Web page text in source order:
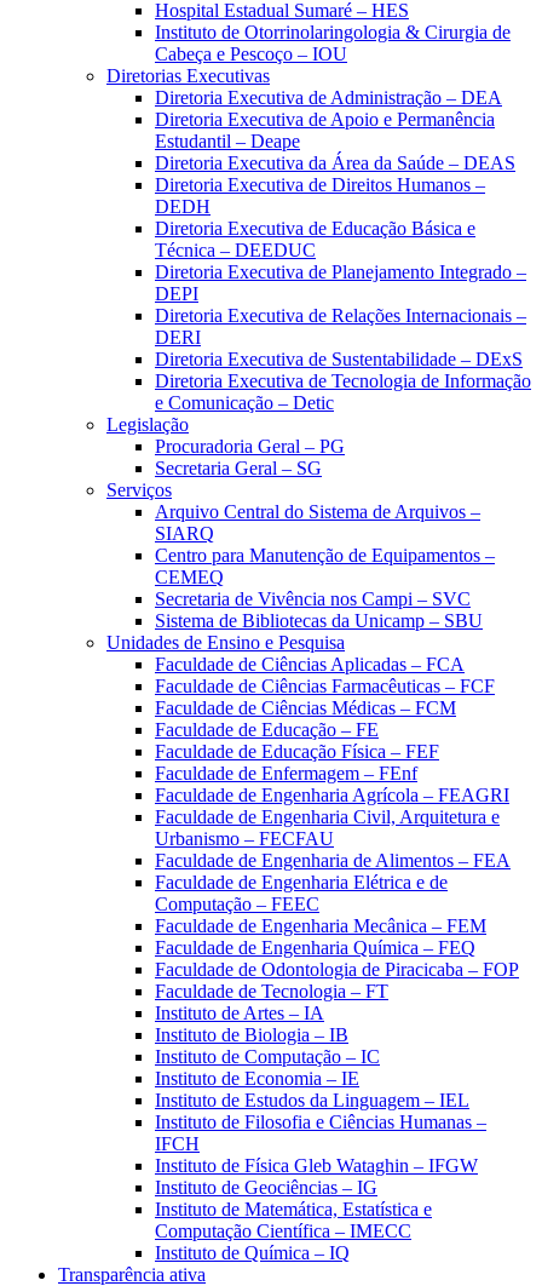
Hospital Estadual Sumaré – HES
Instituto de Otorrinolaringologia & Cirurgia de
Cabeça e Pescoço – IOU
Diretorias Executivas
Diretoria Executiva de Administração – DEA
Diretoria Executiva de Apoio e Permanência
Estudantil – Deape
Diretoria Executiva da Área da Saúde – DEAS
Diretoria Executiva de Direitos Humanos –
DEDH
Diretoria Executiva de Educação Básica e
Técnica – DEEDUC
Diretoria Executiva de Planejamento Integrado –
DEPI
Diretoria Executiva de Relações Internacionais –
DERI
Diretoria Executiva de Sustentabilidade – DExS
Diretoria Executiva de Tecnologia de Informação
e Comunicação – Detic
Legislação
Procuradoria Geral – PG
Secretaria Geral – SG
Serviços
Arquivo Central do Sistema de Arquivos –
SIARQ
Centro para Manutenção de Equipamentos –
CEMEQ
Secretaria de Vivência nos Campi – SVC
Sistema de Bibliotecas da Unicamp – SBU
Unidades de Ensino e Pesquisa
Faculdade de Ciências Aplicadas – FCA
Faculdade de Ciências Farmacêuticas – FCF
Faculdade de Ciências Médicas – FCM
Faculdade de Educação – FE
Faculdade de Educação Física – FEF
Faculdade de Enfermagem – FEnf
Faculdade de Engenharia Agrícola – FEAGRI
Faculdade de Engenharia Civil, Arquitetura e
Urbanismo – FECFAU
Faculdade de Engenharia de Alimentos – FEA
Faculdade de Engenharia Elétrica e de
Computação – FEEC
Faculdade de Engenharia Mecânica – FEM
Faculdade de Engenharia Química – FEQ
Faculdade de Odontologia de Piracicaba – FOP
Faculdade de Tecnologia – FT
Instituto de Artes – IA
Instituto de Biologia – IB
Instituto de Computação – IC
Instituto de Economia – IE
Instituto de Estudos da Linguagem – IEL
Instituto de Filosofia e Ciências Humanas –
IFCH
Instituto de Física Gleb Wataghin – IFGW
Instituto de Geociências – IG
Instituto de Matemática, Estatística e
Computação Científica – IMECC
Instituto de Química – IQ
Transparência ativa